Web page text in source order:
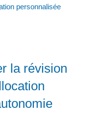
personnalisée
la révision